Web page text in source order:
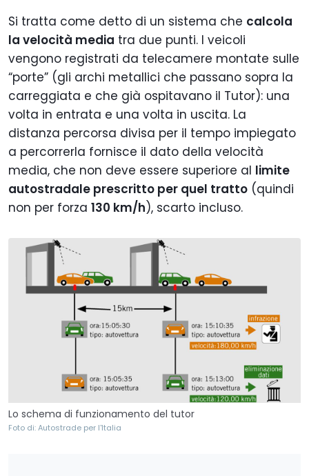
Si tratta come detto di un sistema che calcola
la velocità media tra due punti. I veicoli
vengono registrati da telecamere montate sulle
“porte” (gli archi metallici che passano sopra la
carreggiata e che già ospitavano il Tutor): una
volta in entrata e una volta in uscita. La
distanza percorsa divisa per il tempo impiegato
a percorrerla fornisce il dato della velocità
media, che non deve essere superiore al limite
autostradale prescritto per quel tratto (quindi
non per forza 130 km/h), scarto incluso.
Lo schema di funzionamento del tutor
Foto di: Autostrade per l'Italia